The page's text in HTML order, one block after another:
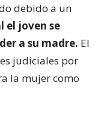
debido a un
el joven se
a su madre. El
judiciales por
la mujer como